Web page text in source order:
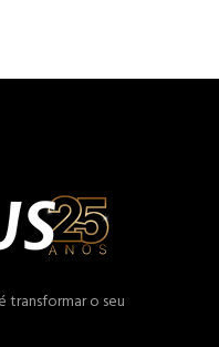
transformar o seu